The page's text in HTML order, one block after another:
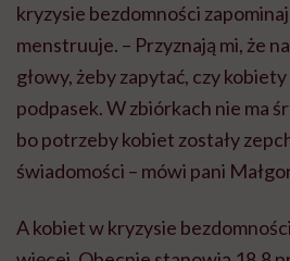
kryzysie bezdomności
menstruuje. – Przyznają mi, że
głowy, żeby zapytać, czy
podpasek. W zbiórkach nie ma
bo potrzeby kobiet zostały
świadomości – mówi pani
A kobiet w kryzysie